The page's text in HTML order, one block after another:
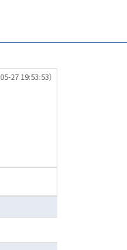
27 19:53:53）